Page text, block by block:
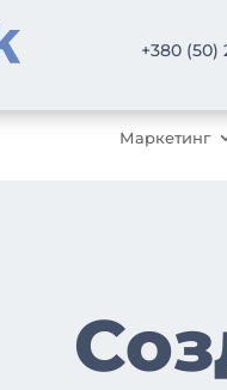
+380 (50)
Маркетинг